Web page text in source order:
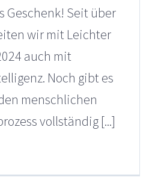
Geschenk! Seit über
wir mit Leichter
auch mit
Noch gibt es
menschlichen
vollständig [...]